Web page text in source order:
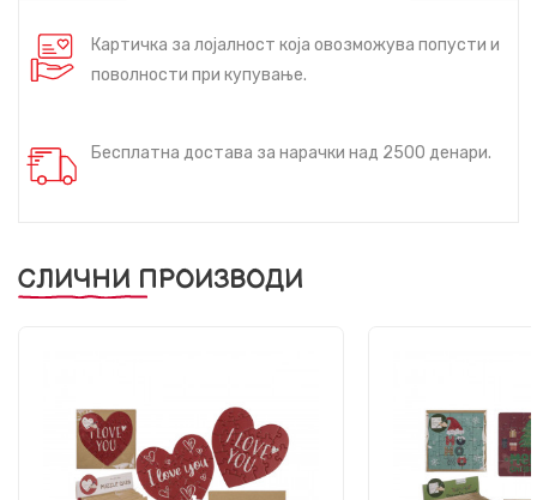
Картичка за лојалност која овозможува попусти и
поволности при купување.
Бесплатна достава за нарачки над 2500 денари.
СЛИЧНИ ПРОИЗВОДИ